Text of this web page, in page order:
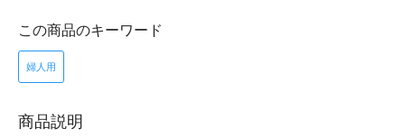
この商品のキーワード
婦人用
商品説明